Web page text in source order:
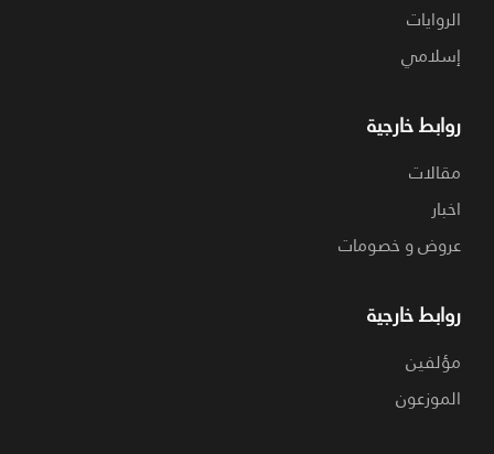
الروايات
إسلامي
روابط خارجية
مقالات
اخبار
عروض و خصومات
روابط خارجية
مؤلفين
الموزعون